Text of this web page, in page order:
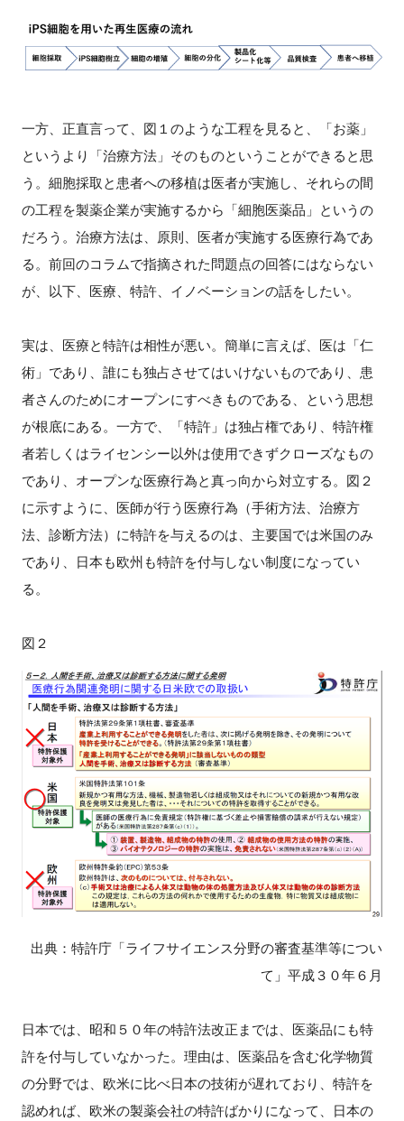
一方、正直言って、図１のような工程を見ると、「お薬」
というより「治療方法」そのものということができると思
う。細胞採取と患者への移植は医者が実施し、それらの間
の工程を製薬企業が実施するから「細胞医薬品」というの
だろう。治療方法は、原則、医者が実施する医療行為であ
る。前回のコラムで指摘された問題点の回答にはならない
が、以下、医療、特許、イノベーションの話をしたい。
実は、医療と特許は相性が悪い。簡単に言えば、医は「仁
術」であり、誰にも独占させてはいけないものであり、患
者さんのためにオープンにすべきものである、という思想
が根底にある。一方で、「特許」は独占権であり、特許権
者若しくはライセンシー以外は使用できずクローズなもの
であり、オープンな医療行為と真っ向から対立する。図２
に示すように、医師が行う医療行為（手術方法、治療方
法、診断方法）に特許を与えるのは、主要国では米国のみ
であり、日本も欧州も特許を付与しない制度になってい
る。
図２
出典：特許庁「ライフサイエンス分野の審査基準等につい
て」平成３０年６月
日本では、昭和５０年の特許法改正までは、医薬品にも特
許を付与していなかった。理由は、医薬品を含む化学物質
の分野では、欧米に比べ日本の技術が遅れており、特許を
認めれば、欧米の製薬会社の特許ばかりになって、日本の